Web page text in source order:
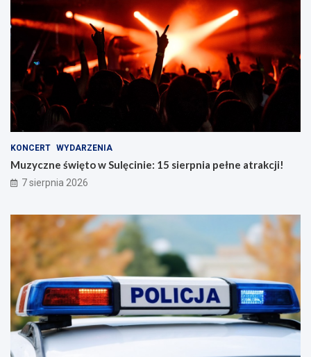
KONCERT WYDARZENIA
Muzyczne święto w Sulęcinie: 15 sierpnia pełne atrakcji!
7 sierpnia 2026